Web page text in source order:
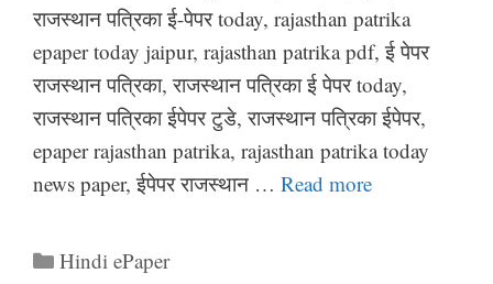
राजस्थान पत्रिका ई-पेपर today, rajasthan patrika
epaper today jaipur, rajasthan patrika pdf, ई पेपर
राजस्थान पत्रिका, राजस्थान पत्रिका ई पेपर today,
राजस्थान पत्रिका ईपेपर टुडे, राजस्थान पत्रिका ईपेपर,
epaper rajasthan patrika, rajasthan patrika today
news paper, ईपेपर राजस्थान … Read more
Categories
Hindi ePaper